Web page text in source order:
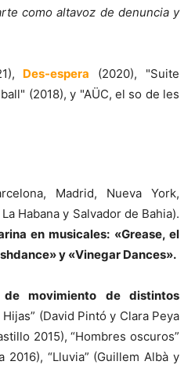
como altavoz de denuncia y
Des-espera (2020), "Suite
(2018), y "AÜC, el so de les
Madrid, Nueva York,
Habana y Salvador de Bahia).
en musicales: «Grease, el
y «Vinegar Dances».
movimiento de distintos
Hijas” (David Pintó y Clara Peya
2015), “Hombres oscuros”
2016), “Lluvia” (Guillem Albà y